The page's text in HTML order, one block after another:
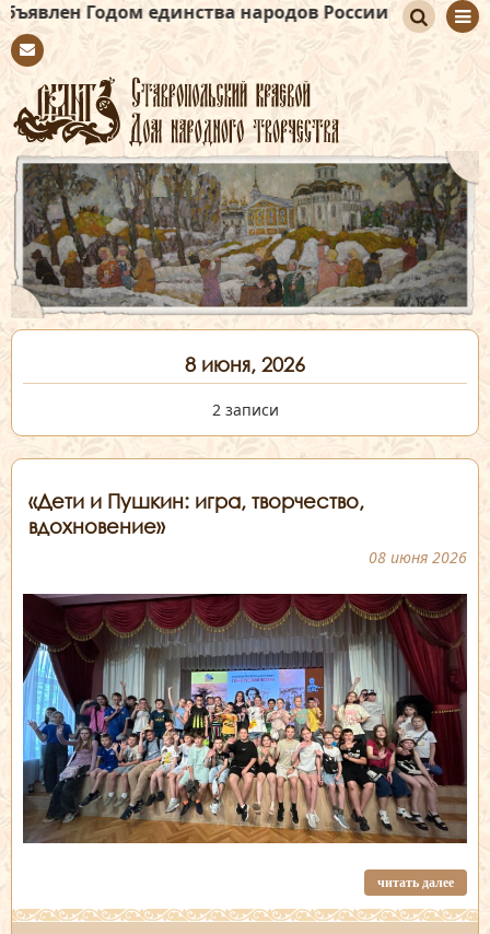
единства народов России
tact
иск
8 июня, 2026
2 записи
«Дети и Пушкин: игра, творчество,
вдохновение»
08 июня 2026
читать далее